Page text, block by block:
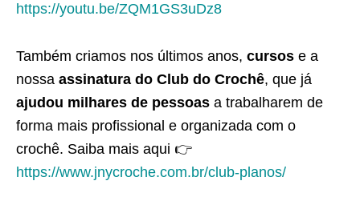
https://youtu.be/ZQM1GS3uDz8
Também criamos nos últimos anos, cursos e a
nossa assinatura do Club do Crochê, que já
ajudou milhares de pessoas a trabalharem de
forma mais profissional e organizada com o
crochê. Saiba mais aqui 👉
https://www.jnycroche.com.br/club-planos/